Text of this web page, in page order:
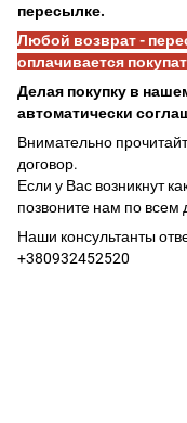
пересылке.
Любой возврат -
оплачивается
Делая покупку в
автоматически
Внимательно
договор.
Если у Вас возникнут
позвоните нам по
Наши консультанты
+380932452520